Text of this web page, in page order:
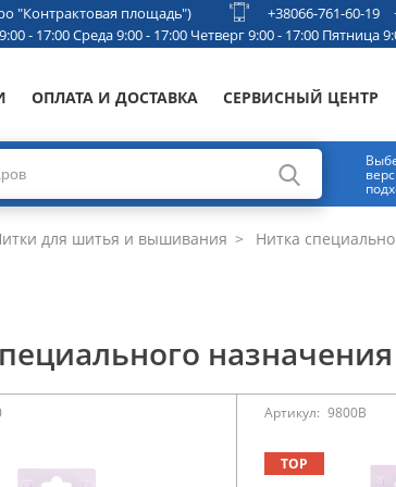
"Контрактовая площадь") +38066-761-60-19
- 17:00 Среда 9:00 - 17:00 Четверг 9:00 - 17:00 Пятница
ОПЛАТА И ДОСТАВКА СЕРВИСНЫЙ ЦЕНТР
для шитья и вышивания Нитка
назначения
Артикул: 9800B
TOP